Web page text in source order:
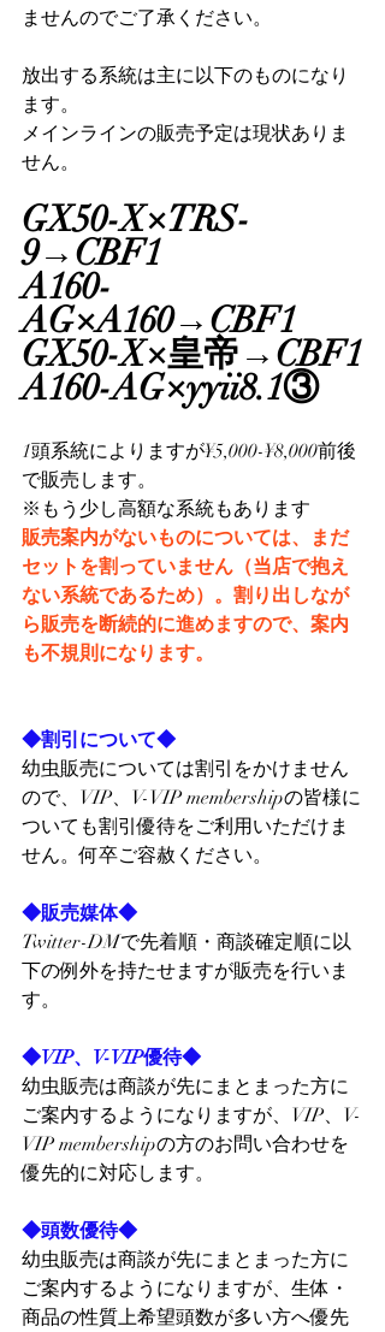
ませんのでご了承ください。
放出する系統は主に以下のものになり
ます。
メインラインの販売予定は現状ありま
せん。
GX50-X×TRS-
9→CBF1
A160-
AG×A160→CBF1
GX50-X×皇帝→CBF1
A160-AG×yyii8.1③
1頭系統によりますが¥5,000-¥8,000前後
で販売します。
※もう少し高額な系統もあります
販売案内がないものについては、まだ
セットを割っていません（当店で抱え
ない系統であるため）。割り出しなが
ら販売を断続的に進めますので、案内
も不規則になります。
◆割引について◆
幼虫販売については割引をかけません
ので、VIP、V-VIP membershipの皆様に
ついても割引優待をご利用いただけま
せん。何卒ご容赦ください。
◆販売媒体◆
Twitter-DMで先着順・商談確定順に以
下の例外を持たせますが販売を行いま
す。
◆VIP、V-VIP優待◆
幼虫販売は商談が先にまとまった方に
ご案内するようになりますが、VIP、V-
VIP membershipの方のお問い合わせを
優先的に対応します。
◆頭数優待◆
幼虫販売は商談が先にまとまった方に
ご案内するようになりますが、生体・
商品の性質上希望頭数が多い方へ優先